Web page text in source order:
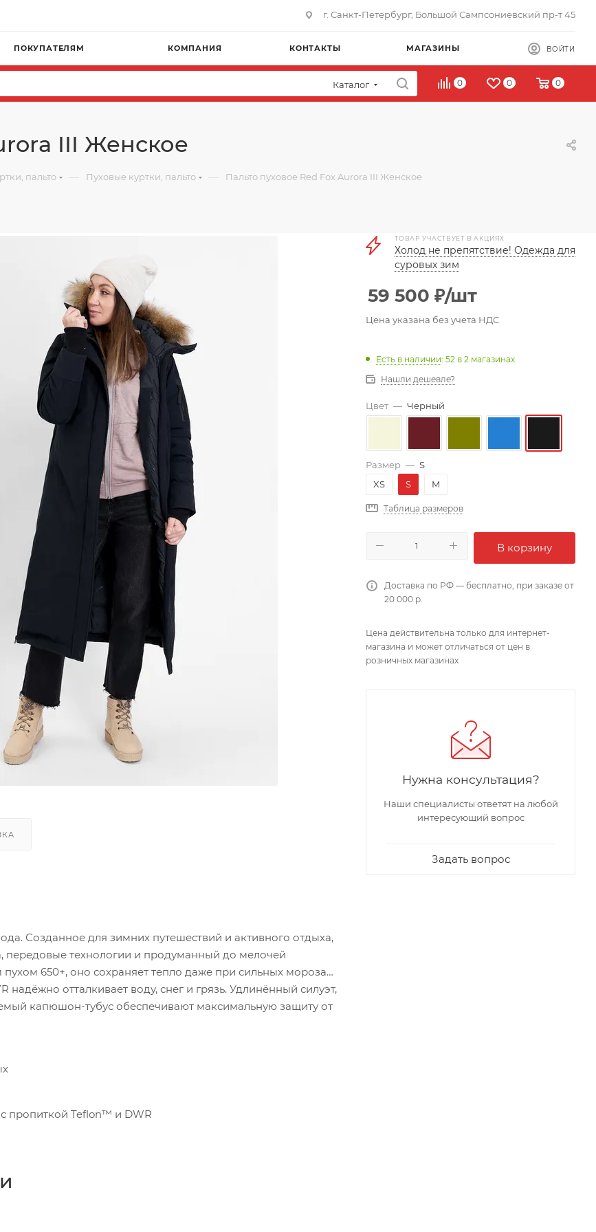
г. Санкт-Петербург, Большой Сампсониевский пр-т 45
ПОКУПАТЕЛЯМ КОМПАНИЯ КОНТАКТЫ МАГАЗИНЫ ВОЙТИ
Каталог 0 0 0
III Женское
пальто — Пуховые куртки, пальто — Пальто пуховое Red Fox Aurora III Женское
Созданное для зимних путешествий и активного отдыха,
передовые технологии и продуманный до мелочей
650+, оно сохраняет тепло даже при сильных морозах,
отталкивает воду, снег и грязь. Удлинённый силуэт,
капюшон-тубус обеспечивают максимальную защиту от
пропиткой Teflon™ и DWR
ТОВАР УЧАСТВУЕТ В АКЦИЯХ
Холод не препятствие! Одежда для
суровых зим
59 500 ₽/шт
Цена указана без учета НДС
Есть в наличии: 52 в 2 магазинах
Нашли дешевле?
Цвет — Черный
Размер — S
XS
S M
Таблица размеров
В корзину
Доставка по РФ — бесплатно, при заказе от
20 000 р.
Цена действительна только для интернет-
магазина и может отличаться от цен в
розничных магазинах
Нужна консультация?
Наши специалисты ответят на любой
интересующий вопрос
Задать вопрос